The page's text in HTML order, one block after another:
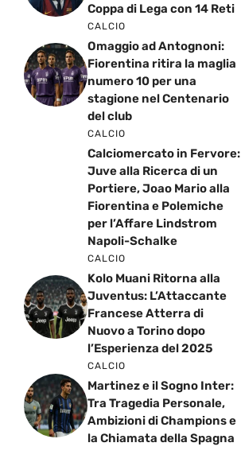
Coppa di Lega con 14 Reti
CALCIO
Omaggio ad Antognoni:
Fiorentina ritira la maglia
numero 10 per una
stagione nel Centenario
del club
CALCIO
Calciomercato in Fervore:
Juve alla Ricerca di un
Portiere, Joao Mario alla
Fiorentina e Polemiche
per l’Affare Lindstrom
Napoli-Schalke
CALCIO
Kolo Muani Ritorna alla
Juventus: L’Attaccante
Francese Atterra di
Nuovo a Torino dopo
l’Esperienza del 2025
CALCIO
Martinez e il Sogno Inter:
Tra Tragedia Personale,
Ambizioni di Champions e
la Chiamata della Spagna